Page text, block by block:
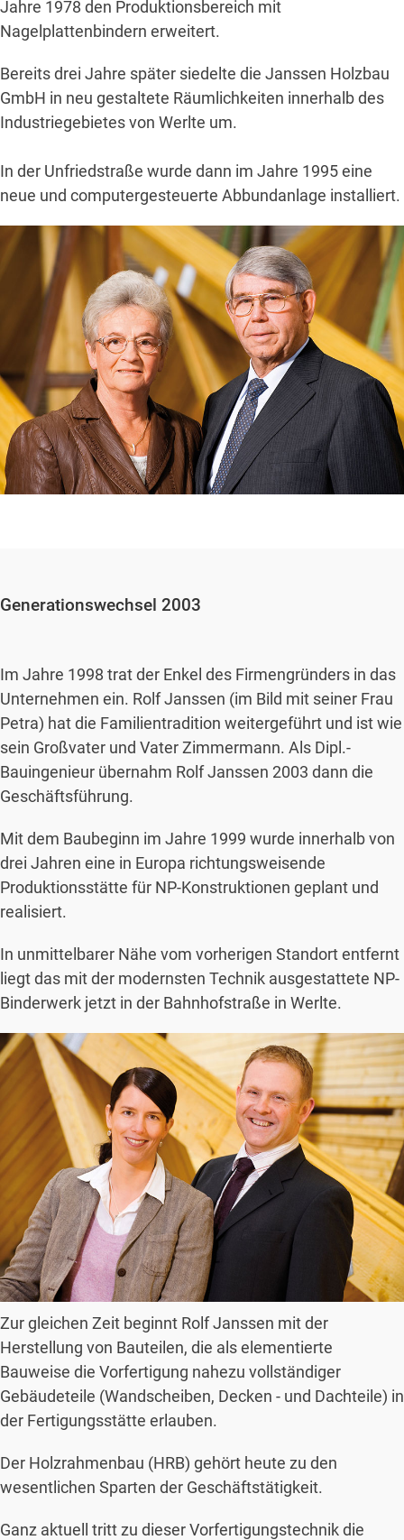
Jahre 1978 den Produktionsbereich mit
Nagelplattenbindern erweitert.
Bereits drei Jahre später siedelte die Janssen Holzbau
GmbH in neu gestaltete Räumlichkeiten innerhalb des
Industriegebietes von Werlte um.
In der Unfriedstraße wurde dann im Jahre 1995 eine
neue und computergesteuerte Abbundanlage installiert.
Generationswechsel 2003
Im Jahre 1998 trat der Enkel des Firmengründers in das
Unternehmen ein. Rolf Janssen (im Bild mit seiner Frau
Petra) hat die Familientradition weitergeführt und ist wie
sein Großvater und Vater Zimmermann. Als Dipl.-
Bauingenieur übernahm Rolf Janssen 2003 dann die
Geschäftsführung.
Mit dem Baubeginn im Jahre 1999 wurde innerhalb von
drei Jahren eine in Europa richtungsweisende
Produktionsstätte für NP-Konstruktionen geplant und
realisiert.
In unmittelbarer Nähe vom vorherigen Standort entfernt
liegt das mit der modernsten Technik ausgestattete NP-
Binderwerk jetzt in der Bahnhofstraße in Werlte.
Zur gleichen Zeit beginnt Rolf Janssen mit der
Herstellung von Bauteilen, die als elementierte
Bauweise die Vorfertigung nahezu vollständiger
Gebäudeteile (Wandscheiben, Decken - und Dachteile) in
der Fertigungsstätte erlauben.
Der Holzrahmenbau (HRB) gehört heute zu den
wesentlichen Sparten der Geschäftstätigkeit.
Ganz aktuell tritt zu dieser Vorfertigungstechnik die